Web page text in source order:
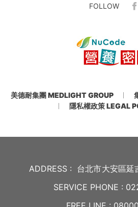
美德耐集團 MEDLIGHT GROUP
隱私權政策 LEGAL
FOLLOW
ADDRESS : 台北市大安區
SERVICE PHONE :